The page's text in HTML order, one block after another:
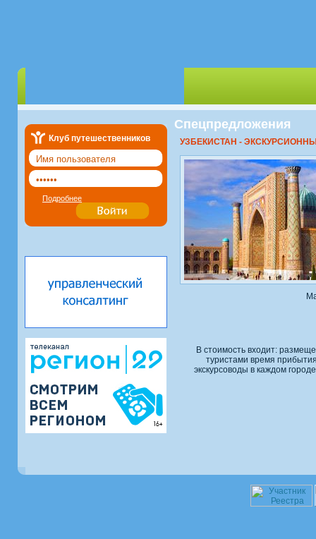
Клуб путешественников
Подробнее
Спецпредложения
УЗБЕКИСТАН -
В стоимость входит:
туристами время
экскурсоводы в каждом